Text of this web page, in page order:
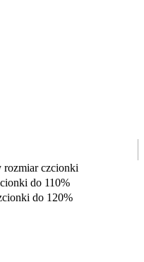
rozmiar czcionki
do 110%
do 120%